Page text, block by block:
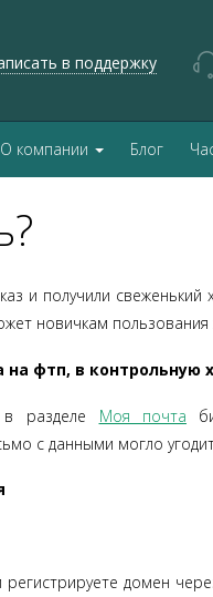
в поддержку
О компании Блог
и получили свеженький
новичкам пользования
фтп, в контрольную
разделе Моя почта
с данными могло
домен